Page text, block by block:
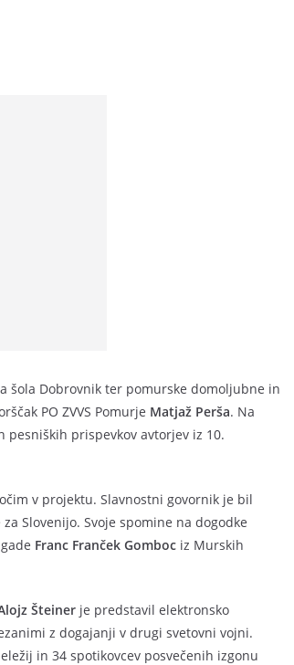
šola Dobrovnik ter pomurske domoljubne in
PO ZVVS Pomurje Matjaž Perša. Na
prispevkov avtorjev iz 10.
v projektu. Slavnostni govornik je bil
Slovenijo. Svoje spomine na dogodke
Franc Franček Gomboc iz Murskih
Šteiner je predstavil elektronsko
z dogajanji v drugi svetovni vojni.
in 34 spotikovcev posvečenih izgonu